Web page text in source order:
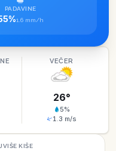
PADAVINE
1.6 mm/h
VEČER
26°
5%
1.3 m/s
KIŠE